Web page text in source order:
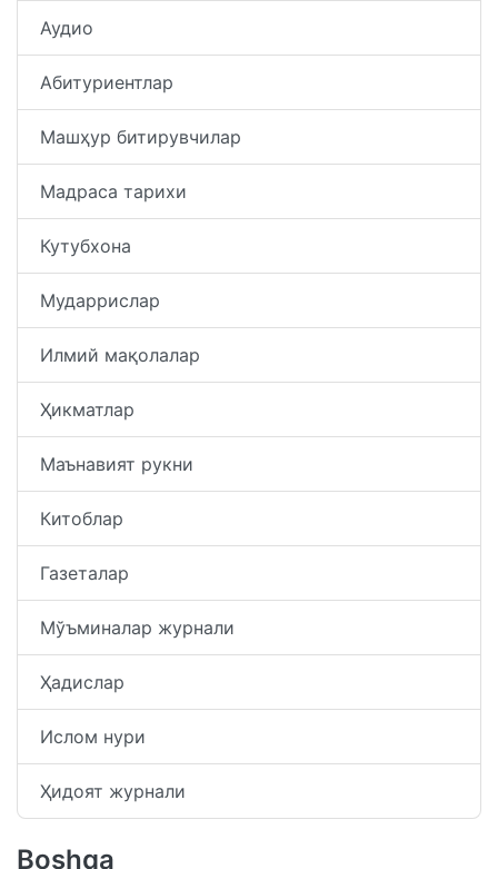
Аудио
Абитуриентлар
Машҳур битирувчилар
Мадраса тарихи
Кутубхона
Мударрислар
Илмий мақолалар
Ҳикматлар
Маънавият рукни
Китоблар
Газеталар
Мўъминалар журнали
Ҳадислар
Ислом нури
Ҳидоят журнали
Boshqa